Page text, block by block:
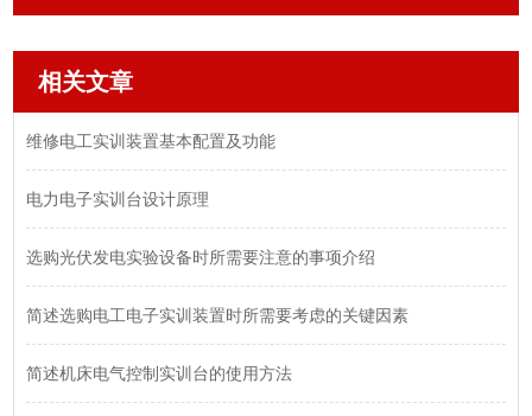
相关文章
维修电工实训装置基本配置及功能
电力电子实训台设计原理
选购光伏发电实验设备时所需要注意的事项介绍
简述选购电工电子实训装置时所需要考虑的关键因素
简述机床电气控制实训台的使用方法